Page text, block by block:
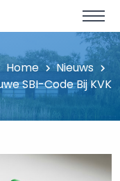
Home
Nieuws
SBI-Code Bij KVK